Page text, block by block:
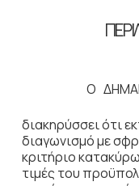
Ο
διακηρύσσει ότι
διαγωνισμό με
κριτήριο
τιμές του